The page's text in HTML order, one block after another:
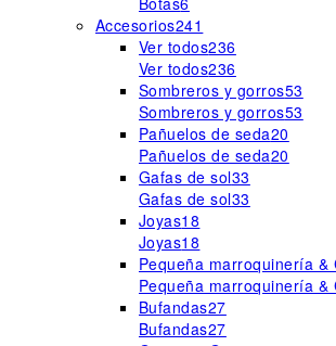
Accesorios241
Ver todos236
Ver todos236
Sombreros y gorros53
Sombreros y gorros53
Pañuelos de seda20
Pañuelos de seda20
Gafas de sol33
Gafas de sol33
Joyas18
Joyas18
Pequeña marroquinería &
Pequeña marroquinería &
Bufandas27
Bufandas27